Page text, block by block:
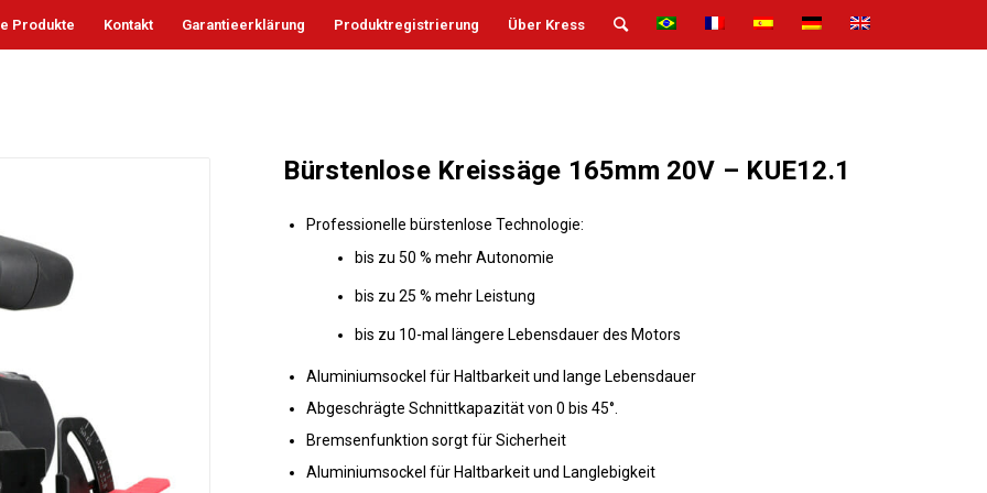
Produkte Kontakt Garantieerklärung Produktregistrierung Über Kress
Bürstenlose Kreissäge 165mm 20V – KUE12.1
Professionelle bürstenlose Technologie:
bis zu 50 % mehr Autonomie
bis zu 25 % mehr Leistung
bis zu 10-mal längere Lebensdauer des Motors
Aluminiumsockel für Haltbarkeit und lange Lebensdauer
Abgeschrägte Schnittkapazität von 0 bis 45°.
Bremsenfunktion sorgt für Sicherheit
Aluminiumsockel für Haltbarkeit und Langlebigkeit